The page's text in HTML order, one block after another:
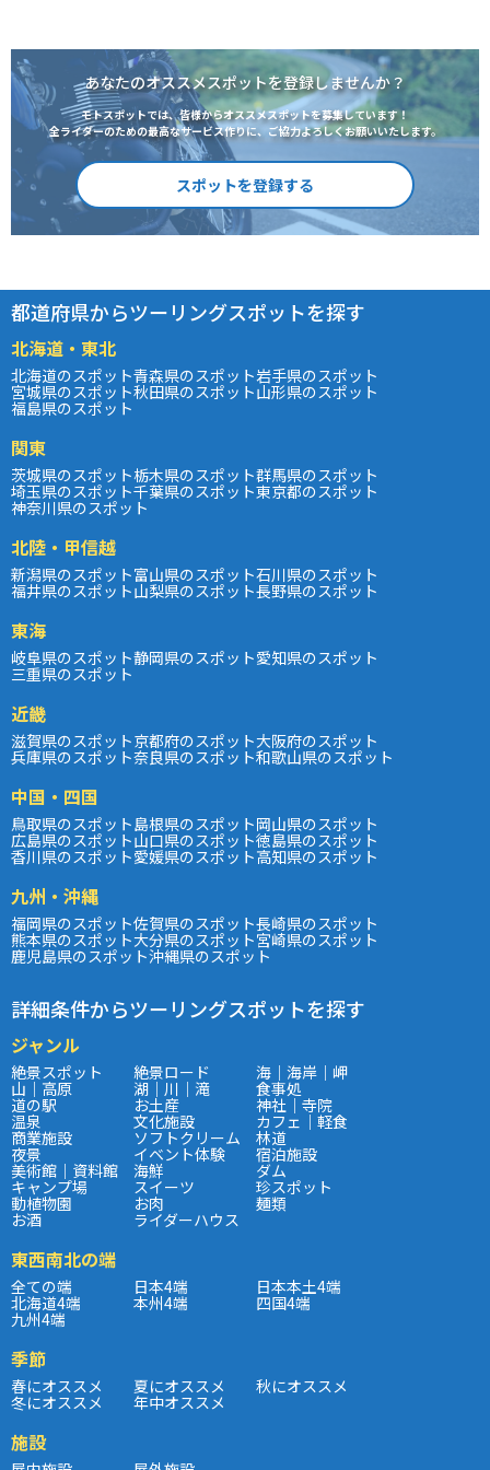
あなたのオススメスポットを登録しませんか？
モトスポットでは、皆様からオススメスポットを募集しています！
全ライダーのための最高なサービス作りに、ご協力よろしくお願いいたします。
スポットを登録する
都道府県からツーリングスポットを探す
北海道・東北
北海道のスポット青森県のスポット岩手県のスポット
宮城県のスポット秋田県のスポット山形県のスポット
福島県のスポット
関東
茨城県のスポット栃木県のスポット群馬県のスポット
埼玉県のスポット千葉県のスポット東京都のスポット
神奈川県のスポット
北陸・甲信越
新潟県のスポット富山県のスポット石川県のスポット
福井県のスポット山梨県のスポット長野県のスポット
東海
岐阜県のスポット静岡県のスポット愛知県のスポット
三重県のスポット
近畿
滋賀県のスポット京都府のスポット大阪府のスポット
兵庫県のスポット奈良県のスポット和歌山県のスポット
中国・四国
鳥取県のスポット島根県のスポット岡山県のスポット
広島県のスポット山口県のスポット徳島県のスポット
香川県のスポット愛媛県のスポット高知県のスポット
九州・沖縄
福岡県のスポット佐賀県のスポット長崎県のスポット
熊本県のスポット大分県のスポット宮崎県のスポット
鹿児島県のスポット沖縄県のスポット
詳細条件からツーリングスポットを探す
ジャンル
絶景スポット 絶景ロード 海｜海岸｜岬
山｜高原 湖｜川｜滝 食事処
道の駅 お土産 神社｜寺院
温泉 文化施設 カフェ｜軽食
商業施設 ソフトクリーム 林道
夜景 イベント体験 宿泊施設
美術館｜資料館 海鮮 ダム
キャンプ場 スイーツ 珍スポット
動植物園 お肉 麺類
お酒 ライダーハウス
東西南北の端
全ての端 日本4端 日本本土4端
北海道4端 本州4端 四国4端
九州4端
季節
春にオススメ 夏にオススメ 秋にオススメ
冬にオススメ 年中オススメ
施設